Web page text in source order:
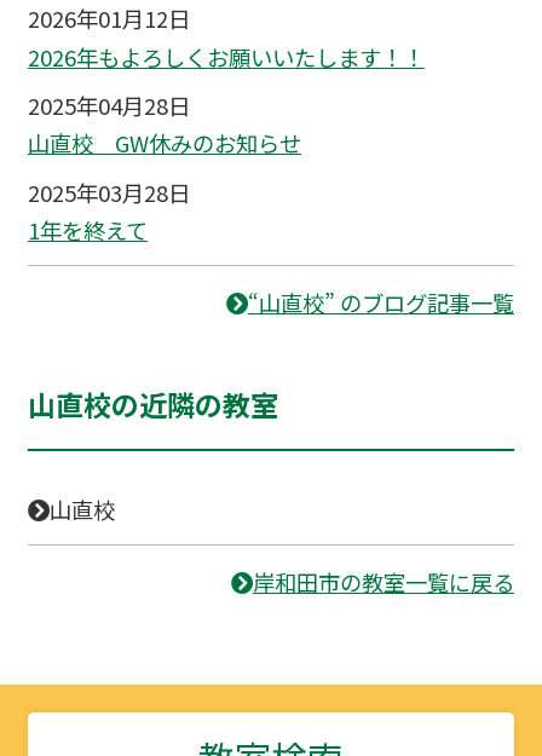
2026年01月12日
2026年もよろしくお願いいたします！！
2025年04月28日
山直校 GW休みのお知らせ
2025年03月28日
1年を終えて
“山直校” のブログ記事一覧
山直校の近隣の教室
山直校
岸和田市の教室一覧に戻る